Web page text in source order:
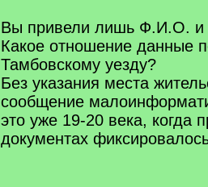
Вы привели лишь Ф.И.О. и
Какое отношение данные
Тамбовскому уезду?
Без указания места
сообщение
это уже 19-20 века, когда
документах